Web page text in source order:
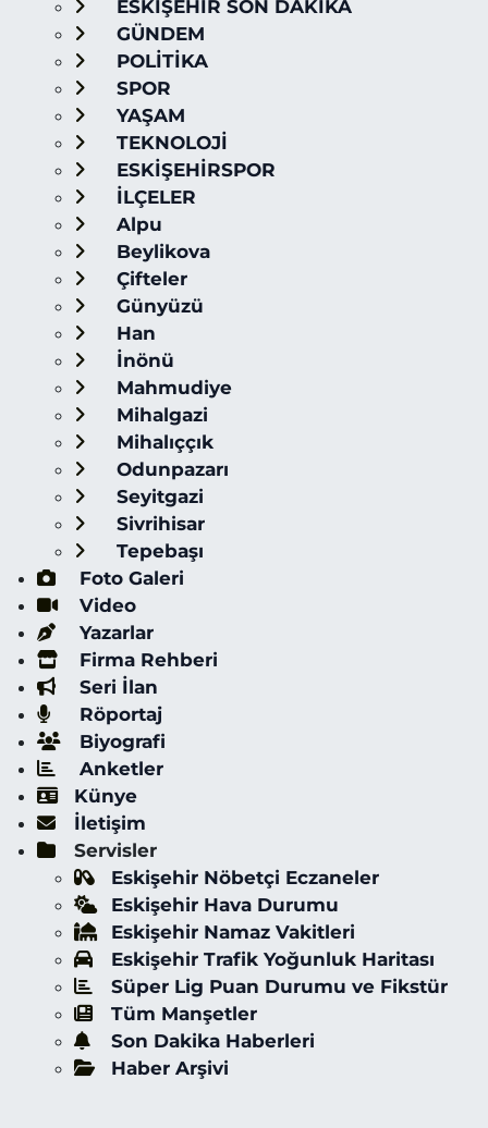
ESKİŞEHİR SON DAKİKA
GÜNDEM
POLİTİKA
SPOR
YAŞAM
TEKNOLOJİ
ESKİŞEHİRSPOR
İLÇELER
Alpu
Beylikova
Çifteler
Günyüzü
Han
İnönü
Mahmudiye
Mihalgazi
Mihalıççık
Odunpazarı
Seyitgazi
Sivrihisar
Tepebaşı
Foto Galeri
Video
Yazarlar
Firma Rehberi
Seri İlan
Röportaj
Biyografi
Anketler
Künye
İletişim
Servisler
Eskişehir Nöbetçi Eczaneler
Eskişehir Hava Durumu
Eskişehir Namaz Vakitleri
Eskişehir Trafik Yoğunluk Haritası
Süper Lig Puan Durumu ve Fikstür
Tüm Manşetler
Son Dakika Haberleri
Haber Arşivi